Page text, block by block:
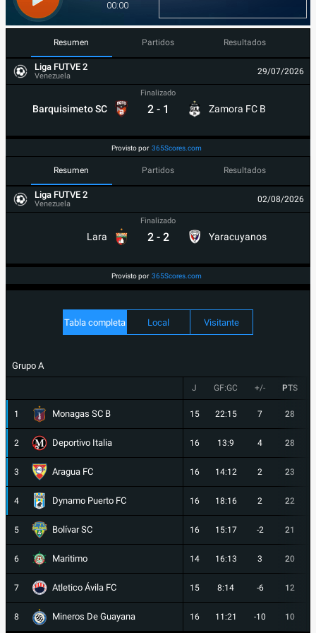
Resumen Partidos Resultados
Liga FUTVE 2
Venezuela 29/07/2026
Barquisimeto SC
Finalizado
2 - 1 Zamora FC B
Provisto por 365Scores.com
Resumen Partidos Resultados
Liga FUTVE 2
Venezuela 02/08/2026
Lara
Finalizado
2 - 2 Yaracuyanos
Provisto por 365Scores.com
Tabla completa Local Visitante
Grupo A
J GF:GC +/- PTS
1 Monagas SC B 15 22:15 7 28
2 Deportivo Italia 16 13:9 4 28
3 Aragua FC 16 14:12 2 23
4 Dynamo Puerto FC 16 18:16 2 22
5 Bolívar SC 16 15:17 -2 21
6 Maritimo 14 16:13 3 20
7 Atletico Ávila FC 15 8:14 -6 12
8 Mineros De Guayana 16 11:21 -10 10